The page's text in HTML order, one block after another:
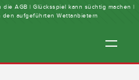
AGB | Glücksspiel kann süchtig machen |
den aufgeführten Wettanbietern